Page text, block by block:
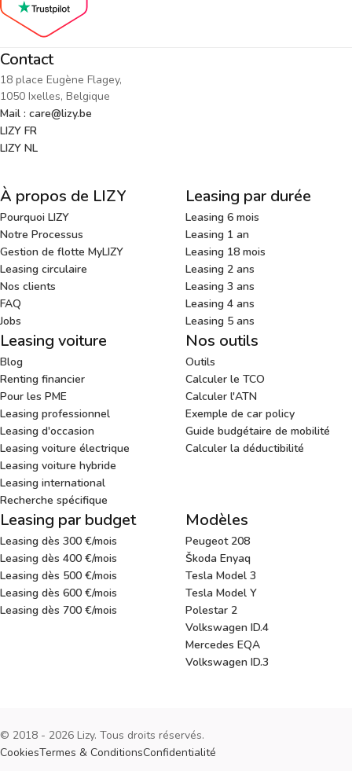
Contact
18 place Eugène Flagey,
1050 Ixelles, Belgique
Mail : care@lizy.be
LIZY FR
LIZY NL
À propos de LIZY
Pourquoi LIZY
Notre Processus
Gestion de flotte MyLIZY
Leasing circulaire
Nos clients
FAQ
Jobs
Leasing par durée
Leasing 6 mois
Leasing 1 an
Leasing 18 mois
Leasing 2 ans
Leasing 3 ans
Leasing 4 ans
Leasing 5 ans
Leasing voiture
Blog
Renting financier
Pour les PME
Leasing professionnel
Leasing d'occasion
Leasing voiture électrique
Leasing voiture hybride
Leasing international
Recherche spécifique
Nos outils
Outils
Calculer le TCO
Calculer l'ATN
Exemple de car policy
Guide budgétaire de mobilité
Calculer la déductibilité
Leasing par budget
Leasing dès 300 €/mois
Leasing dès 400 €/mois
Leasing dès 500 €/mois
Leasing dès 600 €/mois
Leasing dès 700 €/mois
Modèles
Peugeot 208
Škoda Enyaq
Tesla Model 3
Tesla Model Y
Polestar 2
Volkswagen ID.4
Mercedes EQA
Volkswagen ID.3
© 2018 - 2026 Lizy. Tous droits réservés.
CookiesTermes & ConditionsConfidentialité